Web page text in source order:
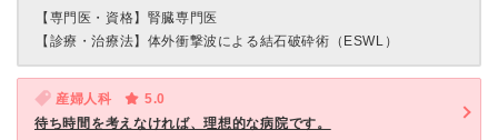
【専門医・資格】 腎臓専門医
【診療・治療法】 体外衝撃波による結石破砕術（ESWL）
産婦人科
5.0
待ち時間を考えなければ、理想的な病院です。